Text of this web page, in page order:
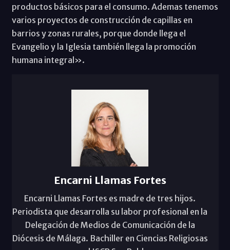
productos básicos para el consumo. Ademas tenemos
varios proyectos de construcción de capillas en
barrios y zonas rurales, porque donde llega el
Evangelio y la Iglesia también llega la promoción
humana integral».
Encarni Llamas Fortes
Encarni Llamas Fortes es madre de tres hijos.
Periodista que desarrolla su labor profesional en la
Delegación de Medios de Comunicación de la
Diócesis de Málaga. Bachiller en Ciencias Religiosas